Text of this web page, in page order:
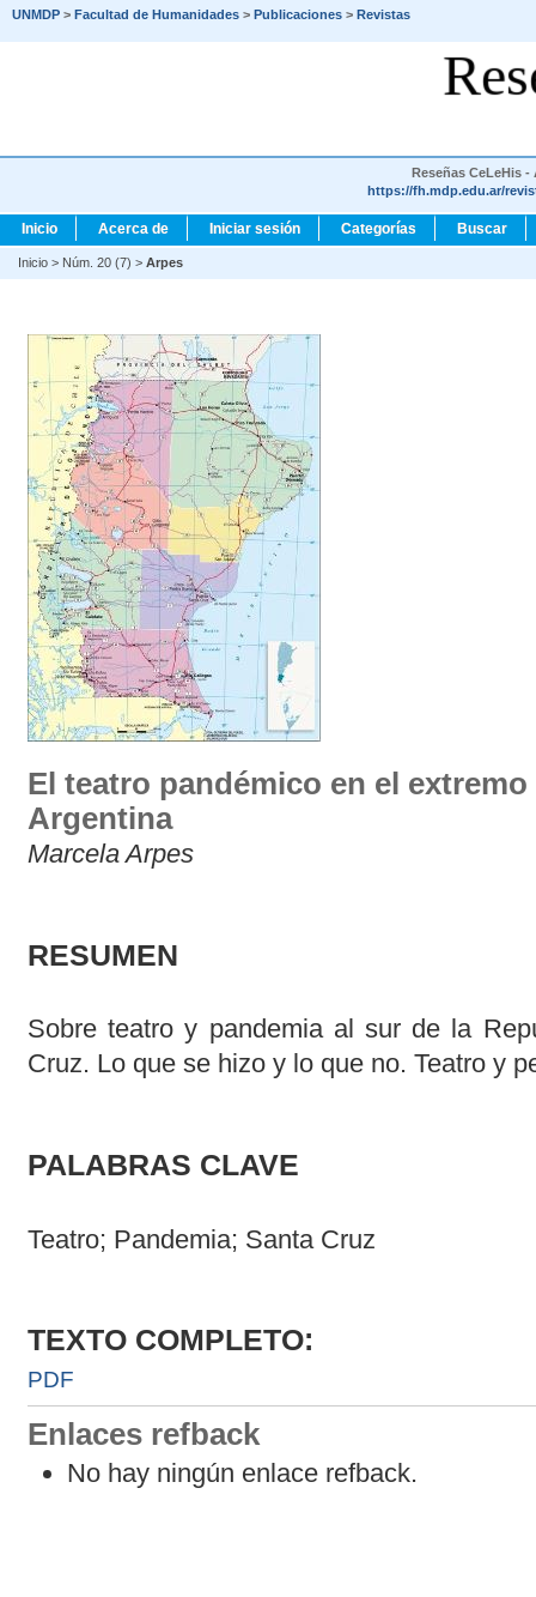
UNMDP > Facultad de Humanidades > Publicaciones > Revistas
Reseñas CeLeHis
https://fh.mdp.edu.ar/
Inicio Acerca de Iniciar sesión Categorías Buscar
Inicio > Núm. 20 (7) > Arpes
El teatro pandémico en el
Argentina
Marcela Arpes
RESUMEN
Sobre teatro y pandemia al sur de la
Cruz. Lo que se hizo y lo que no. Teatro y
PALABRAS CLAVE
Teatro; Pandemia; Santa Cruz
TEXTO COMPLETO:
PDF
Enlaces refback
No hay ningún enlace refback.